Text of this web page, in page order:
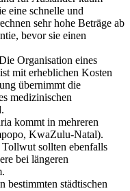
eine schnelle und
sehr hohe Beträge ab
bevor sie einen
Organisation eines
mit erheblichen Kosten
übernimmt die
medizinischen
kommt in mehreren
KwaZulu-Natal).
sollten ebenfalls
bei längeren
bestimmten städtischen